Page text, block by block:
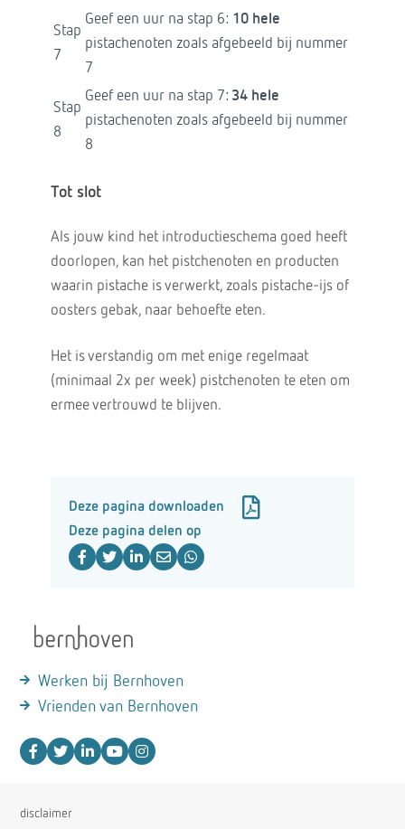
Stap
7
Geef een uur na stap 6: 10 hele
pistachenoten zoals afgebeeld bij nummer
7
Stap
8
Geef een uur na stap 7: 34 hele
pistachenoten zoals afgebeeld bij nummer
8
Tot slot
Als jouw kind het introductieschema goed heeft
doorlopen, kan het pistchenoten en producten
waarin pistache is verwerkt, zoals pistache-ijs of
oosters gebak, naar behoefte eten.
Het is verstandig om met enige regelmaat
(minimaal 2x per week) pistchenoten te eten om
ermee vertrouwd te blijven.
Deze pagina downloaden
Deze pagina delen op
Werken bij Bernhoven
Vrienden van Bernhoven
disclaimer